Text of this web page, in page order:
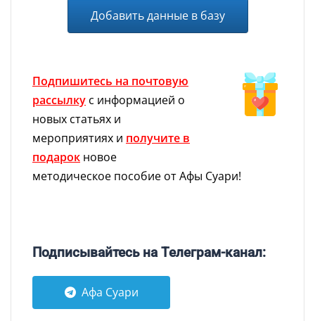
Добавить данные в базу
Подпишитесь на почтовую
рассылку с информацией о
новых статьях и
мероприятиях и получите в
подарок новое
методическое пособие от Афы Суари!
Подписывайтесь на Телеграм-канал:
Афа Суари